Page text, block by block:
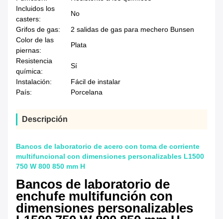
Incluidos los
casters:
No
Grifos de gas:
2 salidas de gas para mechero Bunsen
Color de las
piernas:
Plata
Resistencia
química:
Sí
Instalación:
Fácil de instalar
País:
Porcelana
Descripción
Bancos de laboratorio de acero con toma de corriente
multifuncional con dimensiones personalizables L1500
750 W 800 850 mm H
Bancos de laboratorio de
enchufe multifunción con
dimensiones personalizables